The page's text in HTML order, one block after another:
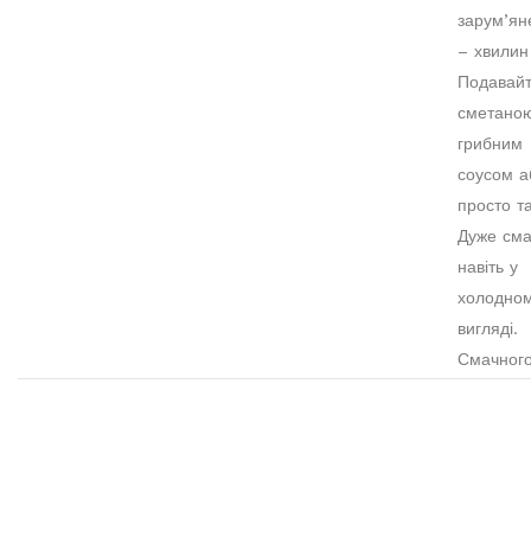
–
грибним
соусом
просто
Дуже
навіть у
вигляді.